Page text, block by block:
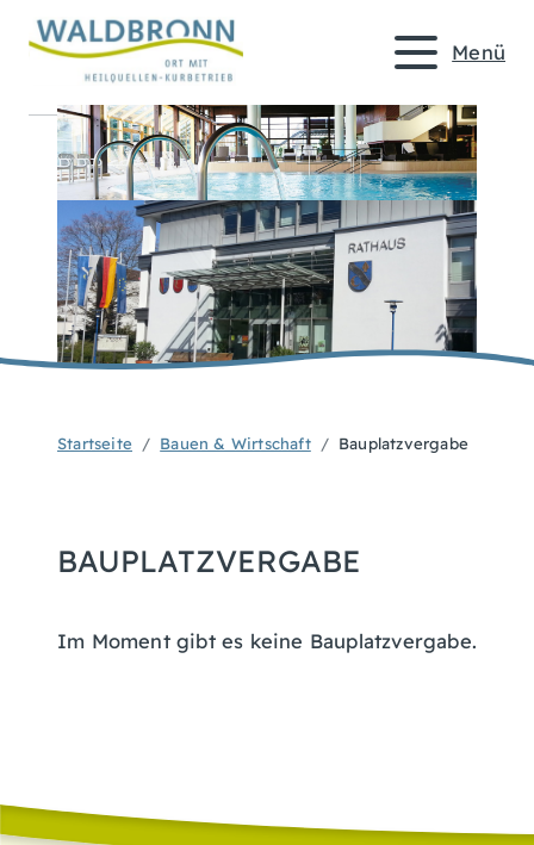
Menü
Startseite Bauen & Wirtschaft Bauplatzvergabe
BAUPLATZVERGABE
Im Moment gibt es keine Bauplatzvergabe.